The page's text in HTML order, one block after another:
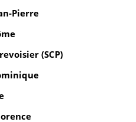
Pierre
(SCP)